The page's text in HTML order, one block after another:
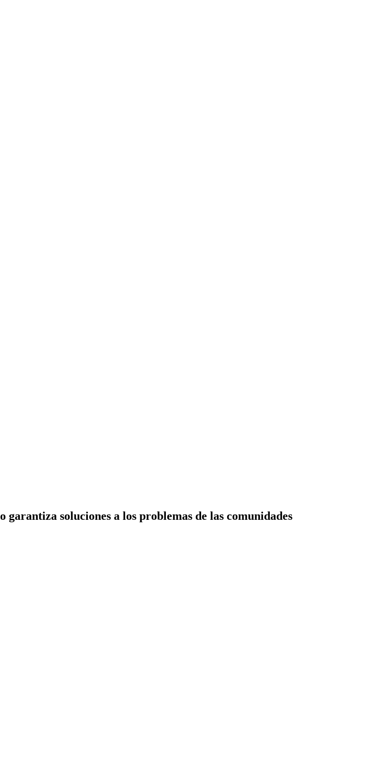
soluciones a los problemas de las comunidades